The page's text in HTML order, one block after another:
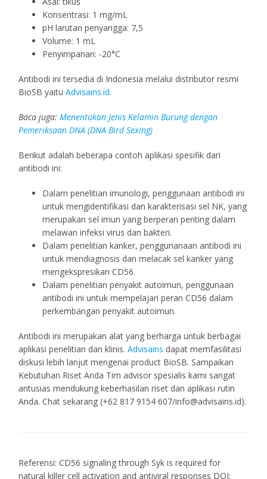
Konsentrasi: 1 mg/mL
pH larutan penyangga: 7,5
Volume: 1 mL
Penyimpanan: -20°C
Antibodi ini tersedia di Indonesia melalui distributor resmi
BioSB yaituAdvisains.id.
Baca juga:Menentukan Jenis Kelamin Burung dengan
Pemeriksaan DNA (DNA Bird Sexing)
Berikut adalah beberapa contoh aplikasi spesifik dari
antibodi ini:
Dalam penelitian imunologi, penggunaan antibodi ini
untuk mengidentifikasi dan karakterisasi sel NK, yang
merupakan sel imun yang berperan penting dalam
melawan infeksi virus dan bakteri.
Dalam penelitian kanker, penggunanaan antibodi ini
untuk mendiagnosis dan melacak sel kanker yang
mengekspresikan CD56.
Dalam penelitian penyakit autoimun, penggunaan
antibodi ini untuk mempelajari peran CD56 dalam
perkembangan penyakit autoimun.
Antibodi ini merupakan alat yang berharga untuk berbagai
aplikasi penelitian dan klinis.Advisains dapat memfasilitasi
diskusi lebih lanjut mengenai product BioSB. Sampaikan
Kebutuhan Riset Anda Tim advisor spesialis kami sangat
antusias mendukung keberhasilan riset dan aplikasi rutin
Anda. Chat sekarang (+62 817 9154 607/info@advisains.id).
Referensi: CD56 signaling through Syk is required for
natural killer cell activation and antiviral responses DOI: